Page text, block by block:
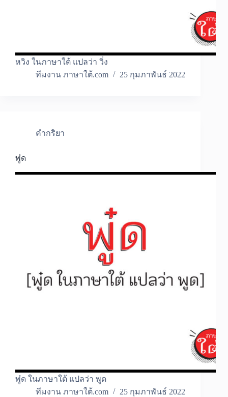
หวิง ในภาษาใต้ แปลว่า วิ่ง
ทีมงาน ภาษาใต้.com
25 กุมภาพันธ์ 2022
คำกริยา
พู๋ด
พู๋ด ในภาษาใต้ แปลว่า พูด
ทีมงาน ภาษาใต้.com
25 กุมภาพันธ์ 2022